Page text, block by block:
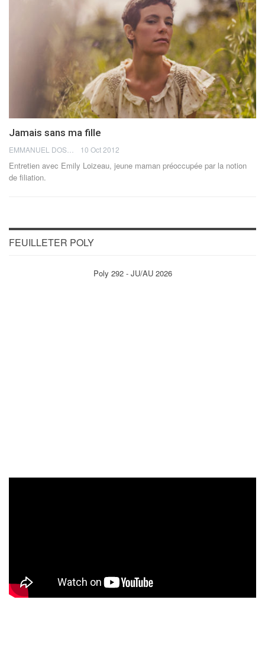
Jamais sans ma fille
10 Oct 2012
Entretien avec Emily Loizeau, jeune maman préoccupée par la notion
de filiation.
FEUILLETER POLY
Poly 292 - JU/AU 2026